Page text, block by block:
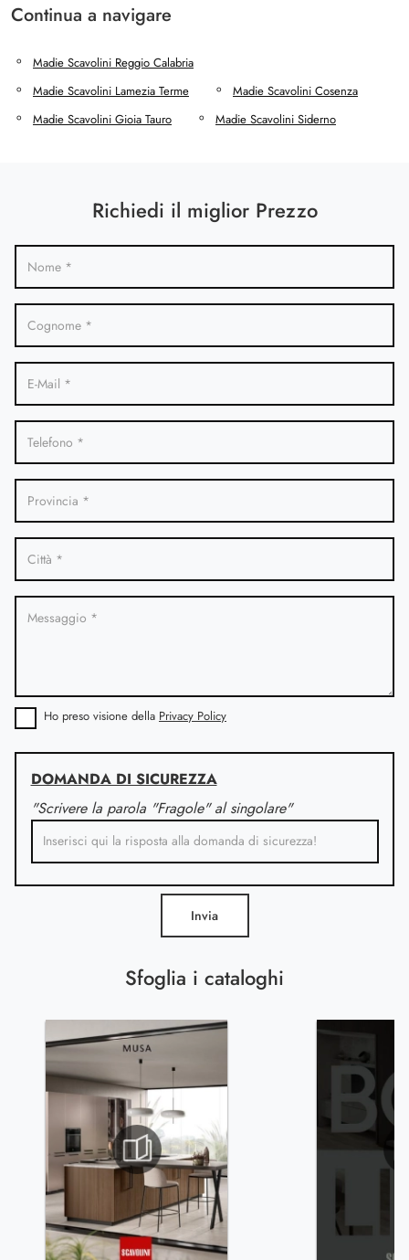
Continua a navigare
Madie Scavolini Reggio Calabria
Madie Scavolini Lamezia Terme
Madie Scavolini Cosenza
Madie Scavolini Gioia Tauro
Madie Scavolini Siderno
Sfoglia i cataloghi
Richiedi il miglior Prezzo
Ho preso visione della Privacy Policy
DOMANDA DI SICUREZZA
"Scrivere la parola "Fragole" al singolare"
Invia